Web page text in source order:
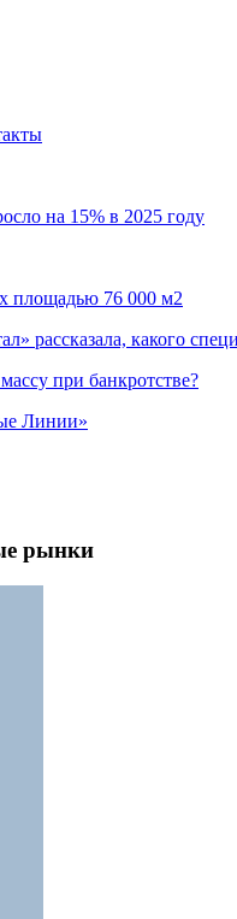
на 15% в 2025 году
площадью 76 000 м2
рассказала, какого
при банкротстве?
Линии»
рынки